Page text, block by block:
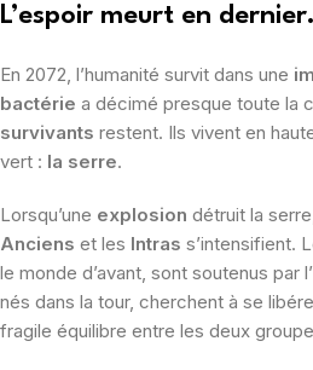
L’espoir meurt en
En 2072, l’humanité survit dans une
bactérie a décimé presque toute la
survivants restent. Ils vivent en
vert : la serre.
Lorsqu’une explosion détruit la
Anciens et les Intras s’intensifient.
le monde d’avant, sont soutenus par l’
nés dans la tour, cherchent à se
fragile équilibre entre les deux